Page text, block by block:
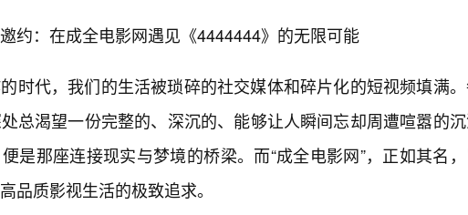
约：在成全电影网遇见《4444444》的无限可能
时代，我们的生活被琐碎的社交媒体和碎片化的短视频填满
总渴望一份完整的、深沉的、能够让人瞬间忘却周遭喧嚣的
是那座连接现实与梦境的桥梁。而“成全电影网”，正如其名
品质影视生活的极致追求。